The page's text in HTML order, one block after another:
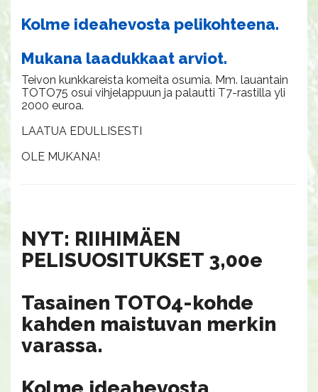
Kolme ideahevosta pelikohteena.
Mukana laadukkaat arviot.
Teivon kunkkareista komeita osumia. Mm. lauantain
TOTO75 osui vihjelappuun ja palautti T7-rastilla yli
2000 euroa.
LAATUA EDULLISESTI
OLE MUKANA!
NYT: RIIHIMÄEN
PELISUOSITUKSET 3,00e
Tasainen TOTO4-kohde
kahden maistuvan merkin
varassa.